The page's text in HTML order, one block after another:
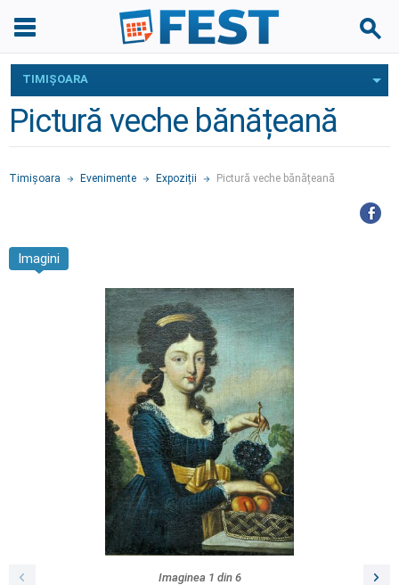
TIMIŞOARA
Pictură veche bănățeană
Timişoara Evenimente Expoziții Pictură veche bănățeană
Imagini
Imaginea 1 din 6